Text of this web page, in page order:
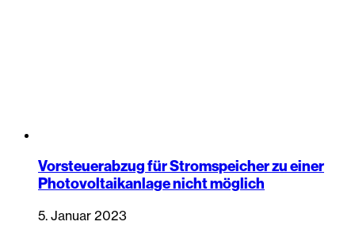
Vorsteuerabzug für Stromspeicher zu einer
Photovoltaikanlage nicht möglich
5. Januar 2023